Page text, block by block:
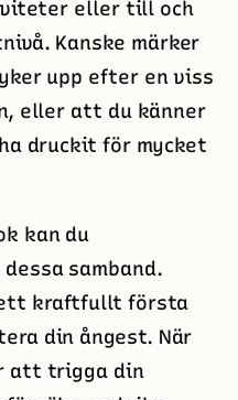
eller till och
Kanske märker
upp efter en viss
eller att du känner
druckit för mycket
kan du
samband.
ett kraftfullt första
din ångest. När
att trigga din